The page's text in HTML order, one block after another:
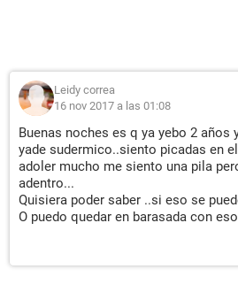
Leidy correa
16 nov 2017 a las 01:08
Buenas noches es q ya yebo 2
yade sudermico..siento picadas en
adoler mucho me siento una pila
adentro...
Quisiera poder saber ..si eso se
O puedo quedar en barasada con